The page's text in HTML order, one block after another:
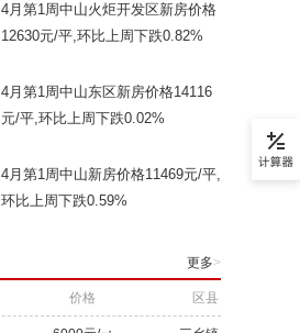
4月第1周中山火炬开发区新房价格
12630元/平,环比上周下跌0.82%
4月第1周中山东区新房价格14116
元/平,环比上周下跌0.02%
4月第1周中山新房价格11469元/平,
环比上周下跌0.59%
更多>
价格 区县